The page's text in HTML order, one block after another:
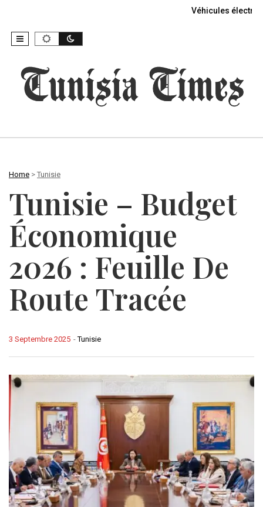
Véhicules
Home > Tunisie
Tunisie – Budget
Économique
2026 : Feuille De
Route Tracée
-Tunisie
3 Septembre 2025